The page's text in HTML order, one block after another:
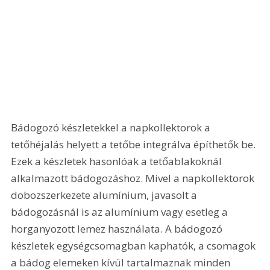
Bádogozó készletekkel a napkollektorok a
tetőhéjalás helyett a tetőbe integrálva építhetők be.
Ezek a készletek hasonlóak a tetőablakoknál
alkalmazott bádogozáshoz. Mivel a napkollektorok
dobozszerkezete alumínium, javasolt a
bádogozásnál is az alumínium vagy esetleg a
horganyozott lemez használata. A bádogozó
készletek egységcsomagban kaphatók, a csomagok
a bádog elemeken kívül tartalmaznak minden